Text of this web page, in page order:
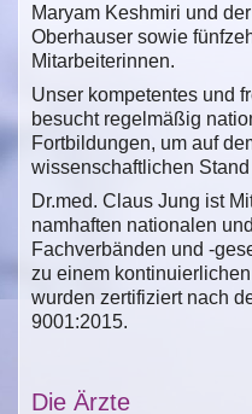
Maryam Keshmiri und
Oberhauser sowie
Mitarbeiterinnen.
Unser kompetentes und
besucht regelmäßig
Fortbildungen, um auf
wissenschaftlichen
Dr.med. Claus Jung ist
namhaften nationalen
Fachverbänden und -
zu einem
wurden zertifiziert nach
9001:2015.
Die Ärzte